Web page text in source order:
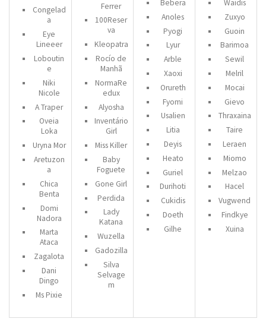
Congelad
a
Eye
Lineeer
Loboutin
e
Niki
Nicole
A Traper
Oveia
Loka
Uryna Mor
Aretuzon
a
Chica
Benta
Domi
Nadora
Marta
Ataca
Zagalota
Dani
Dingo
Ms Pixie
Ferrer
100Reser
va
Kleopatra
Rocío de
Manhã
NormaRe
edux
Alyosha
Inventário
Girl
Miss Killer
Baby
Foguete
Gone Girl
Perdida
Lady
Katana
Wuzella
Gadozilla
Silva
Selvage
m
Bebera
Anoles
Pyogi
Lyur
Arble
Xaoxi
Orureth
Fyomi
Usalien
Litia
Deyis
Heato
Guriel
Durihoti
Cukidis
Doeth
Gilhe
Waidis
Zuxyo
Guoin
Barimoa
Sewil
Melril
Mocai
Gievo
Thraxaina
Taire
Leraen
Miomo
Melzao
Hacel
Vugwend
Findkye
Xuina